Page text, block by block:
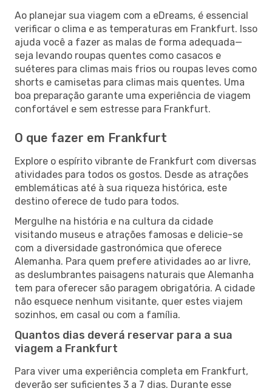
Ao planejar sua viagem com a eDreams, é essencial
verificar o clima e as temperaturas em Frankfurt. Isso
ajuda você a fazer as malas de forma adequada—
seja levando roupas quentes como casacos e
suéteres para climas mais frios ou roupas leves como
shorts e camisetas para climas mais quentes. Uma
boa preparação garante uma experiência de viagem
confortável e sem estresse para Frankfurt.
O que fazer em Frankfurt
Explore o espírito vibrante de Frankfurt com diversas
atividades para todos os gostos. Desde as atrações
emblemáticas até à sua riqueza histórica, este
destino oferece de tudo para todos.
Mergulhe na história e na cultura da cidade
visitando museus e atrações famosas e delicie-se
com a diversidade gastronómica que oferece
Alemanha. Para quem prefere atividades ao ar livre,
as deslumbrantes paisagens naturais que Alemanha
tem para oferecer são paragem obrigatória. A cidade
não esquece nenhum visitante, quer estes viajem
sozinhos, em casal ou com a família.
Quantos dias deverá reservar para a sua
viagem a Frankfurt
Para viver uma experiência completa em Frankfurt,
deverão ser suficientes 3 a 7 dias. Durante esse